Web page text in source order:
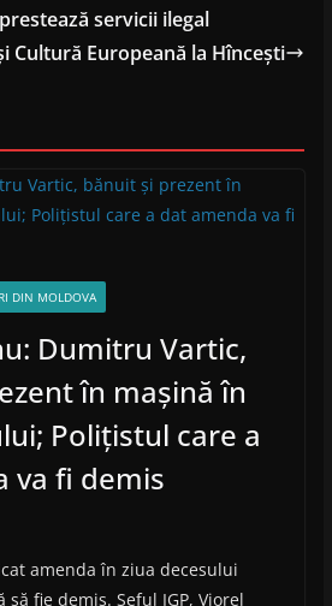
servicii ilegal
Cultură Europeană la Hîncești
DIN MOLDOVA
Dumitru Vartic,
în mașină în
Polițistul care a
va fi demis
amenda în ziua decesului
fie demis. Șeful IGP, Viorel